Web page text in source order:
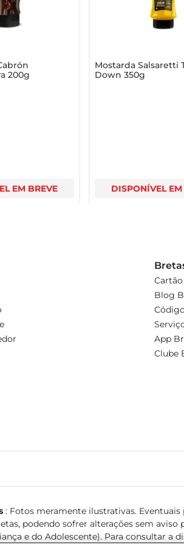
200g
EM BREVE
Mostarda Salsaretti
Down 350g
DISPONÍVEL EM
Blog
App
Clube
: Fotos meramente ilustrativas. Eventuais
podendo sofrer alterações sem aviso
e do Adolescente). Para consultar a